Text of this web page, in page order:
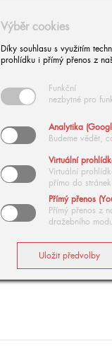
Výběr cookies
Díky souhlasu s využitím
prohlídku i přímý přenos z
Funkční
nezbytné pro
Analytika
Budeme vědět,
Virtuální
Virtuální
přímo do stránek
Přímý přenos
Přímý přenos z
dražebního